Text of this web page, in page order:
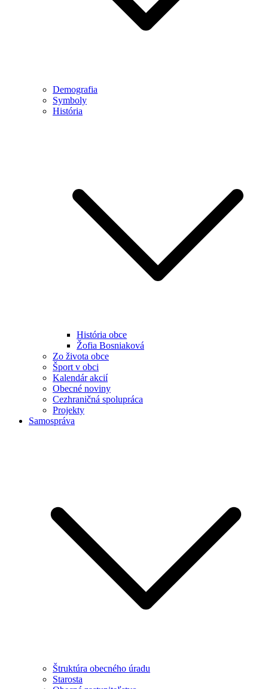
Demografia
Symboly
História
História obce
Žofia Bosniaková
Zo života obce
Šport v obci
Kalendár akcií
Obecné noviny
Cezhraničná spolupráca
Projekty
Samospráva
Štruktúra obecného úradu
Starosta